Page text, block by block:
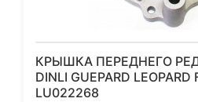
КРЫШКА ПЕРЕДНЕГО
DINLI GUEPARD
LU022268